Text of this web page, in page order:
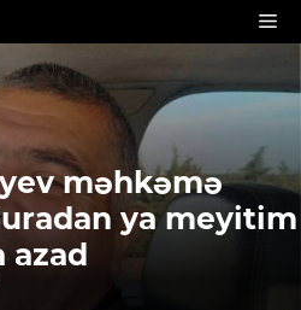
məhkəmə
ya meyitim
azad